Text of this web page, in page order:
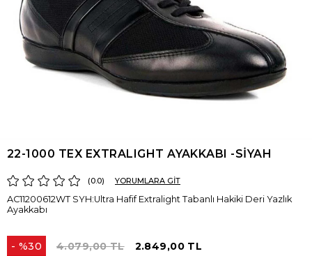
22-1000 TEX EXTRALIGHT AYAKKABI -SİYAH
0.0 YORUMLARA GİT
AC11200612WT SYH:Ultra Hafif Extralight Tabanlı Hakiki Deri Yazlık
Ayakkabı
%30
4.079,00 TL 2.849,00 TL